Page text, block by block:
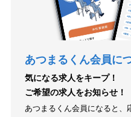
あつまるくん会員に
気になる求人をキープ！
ご希望の求人をお知らせ！
あつまるくん会員になると、